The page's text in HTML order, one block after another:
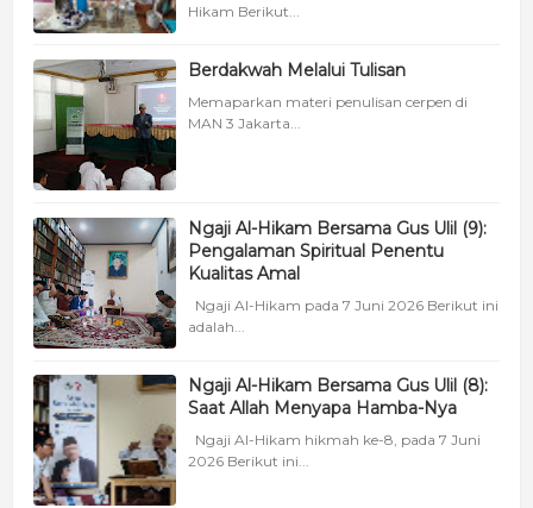
Hikam Berikut...
Berdakwah Melalui Tulisan
Memaparkan materi penulisan cerpen di
MAN 3 Jakarta...
Ngaji Al-Hikam Bersama Gus Ulil (9):
Pengalaman Spiritual Penentu
Kualitas Amal
Ngaji Al-Hikam pada 7 Juni 2026 Berikut ini
adalah...
Ngaji Al-Hikam Bersama Gus Ulil (8):
Saat Allah Menyapa Hamba-Nya
Ngaji Al-Hikam hikmah ke-8, pada 7 Juni
2026 Berikut ini...